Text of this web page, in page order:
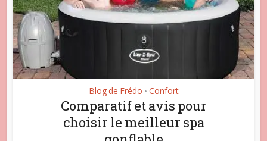
Blog de Frédo • Confort
Comparatif et avis pour
choisir le meilleur spa